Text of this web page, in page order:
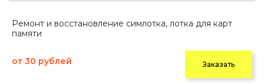
Ремонт и восстановление симлотка, лотка для карт
памяти
от 30 рублей Заказать